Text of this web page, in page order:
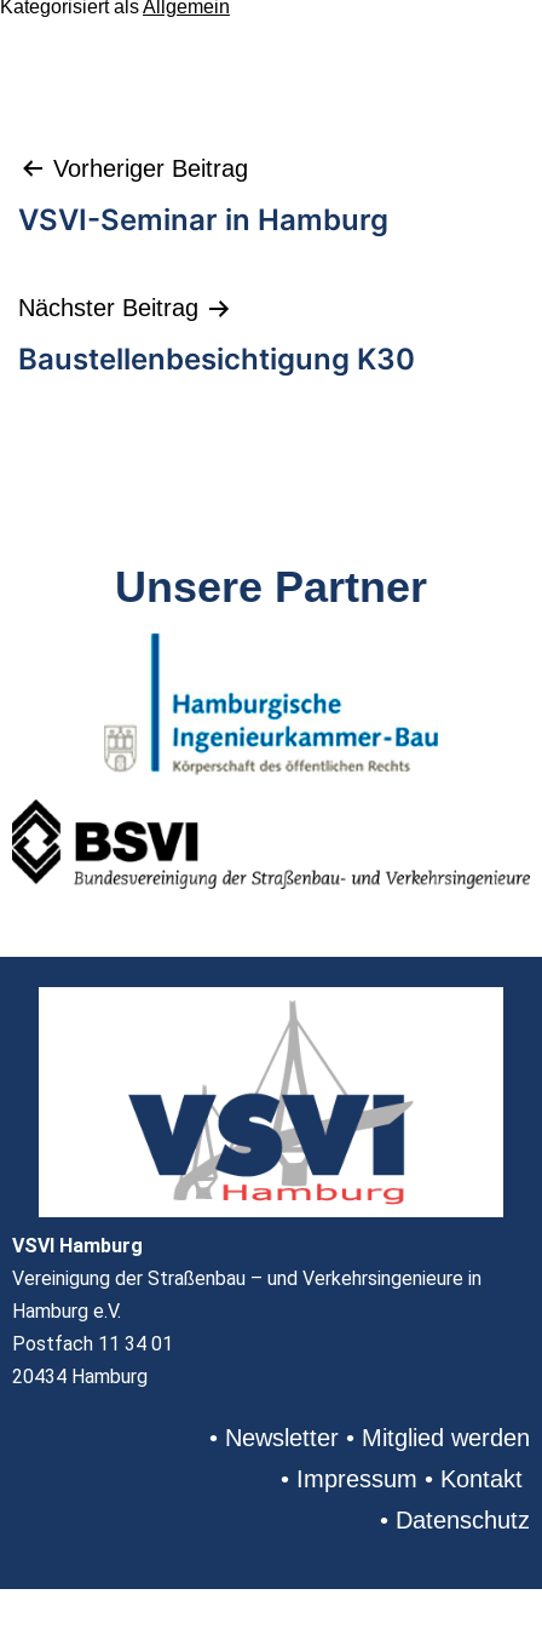
Kategorisiert alsAllgemein
Vorheriger Beitrag
VSVI-Seminar in Hamburg
Nächster Beitrag
Baustellenbesichtigung K30
Unsere Partner​
VSVI Hamburg
Vereinigung der Straßenbau – und Verkehrsingenieure in
Hamburg e.V.
Postfach 11 34 01
20434 Hamburg
• Newsletter • Mitglied werden
• Impressum • Kontakt
• Datenschutz